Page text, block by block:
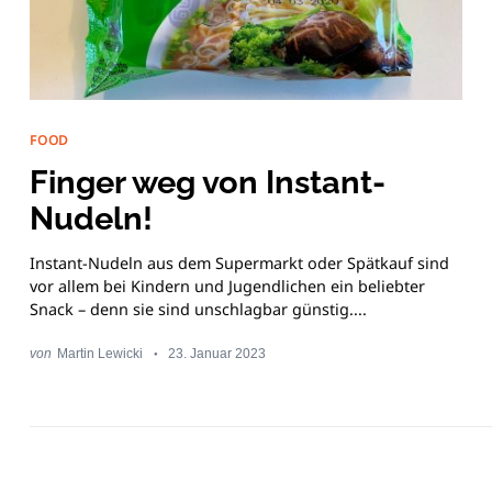
FOOD
Finger weg von Instant-
Nudeln!
Instant-Nudeln aus dem Supermarkt oder Spätkauf sind
vor allem bei Kindern und Jugendlichen ein beliebter
Snack – denn sie sind unschlagbar günstig....
von Martin Lewicki 23. Januar 2023
for: